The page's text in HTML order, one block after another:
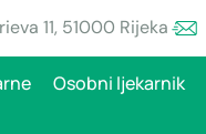
11, 51000 Rijeka
Osobni ljekarnik